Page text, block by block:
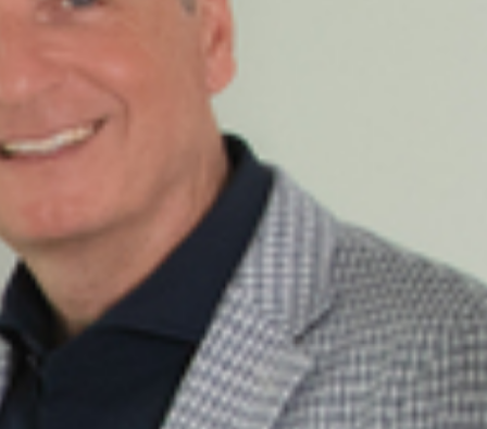
Es ist kein Geheimnis, dass Grundstücke und
Wohnraum im Landkreis
Lörrach
Umso besser, dass Anton Sain Immobilien auf ein
umfangreiches Netzwerk und ein vielseitiges
Portfolio zurückgreifen kann, um Ihre Chancen auf
Bauland oder die Traumimmobilie entscheidend zu
erhöhen. Auch bei diesem Anliegen stehe ich Ihnen
als Ansprechpartner jederzeit zur Verfügung.